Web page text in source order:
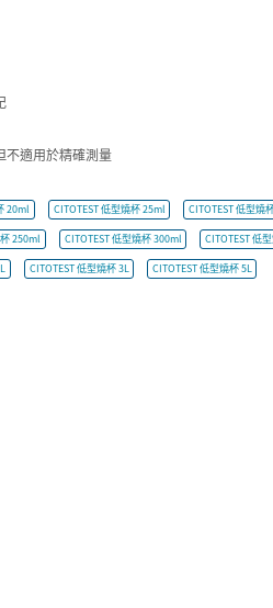
不適用於精確測量
20ml CITOTEST 低型燒杯 25ml CITOTEST 低型燒
250ml CITOTEST 低型燒杯 300ml CITOTEST 低
CITOTEST 低型燒杯 3L CITOTEST 低型燒杯 5L